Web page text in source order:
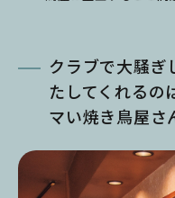
クラブで大騒ぎ
たしてくれる
マい焼き鳥屋さ